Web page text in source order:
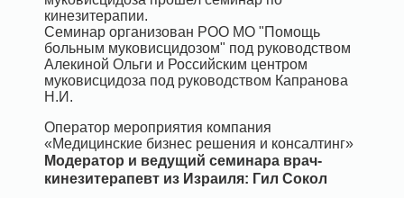
кинезитерапии.
Семинар организован РОО МО "Помощь
больным муковисцидозом" под руководством
Алекиной Ольги и Российским центром
муковисцидоза под руководством Капранова
Н.И.
Оператор мероприятия компания
«Медицинские бизнес решения и консалтинг»
Модератор и ведущий семинара врач-
кинезитерапевт из Израиля: Гил Сокол